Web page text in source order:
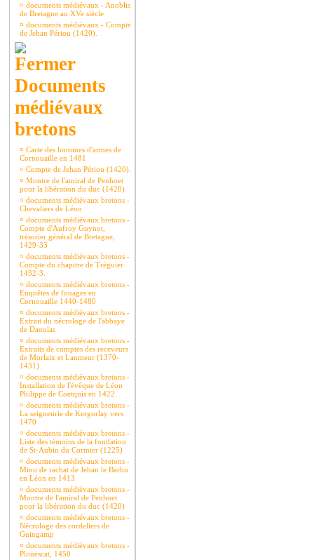
¤ documents médiévaux - Anoblis
de Bretagne au XVe siècle
¤ documents médiévaux - Compte
de Jehan Périou (1420).
Documents
médiévaux
bretons
¤ Carte des hommes d'armes de
Cornouaille en 1481
¤ Compte de Jehan Périou (1420).
¤ Montre de l'amiral de Penhoet
pour la libération du duc (1420)
¤ documents médiévaux bretons -
Chevaliers de Léon
¤ documents médiévaux bretons -
Compte d'Aufroy Guynot,
trésorier général de Bretagne,
1429-33
¤ documents médiévaux bretons -
Compte du chapitre de Tréguier
1432-3.
¤ documents médiévaux bretons -
Enquêtes de fouages en
Cornouaille 1440-1480
¤ documents médiévaux bretons -
Extrait du nécrologe de l'abbaye
de Daoulas
¤ documents médiévaux bretons -
Extraits de comptes des receveurs
de Morlaix et Lanmeur (1370-
1431).
¤ documents médiévaux bretons -
Installation de l'évêque de Léon
Philippe de Coetquis en 1422.
¤ documents médiévaux bretons -
La seigneurie de Kergorlay vers
1470
¤ documents médiévaux bretons -
Liste des témoins de la fondation
de St-Aubin du Cormier (1225)
¤ documents médiévaux bretons -
Minu de rachat de Jehan le Barbu
en Léon en 1413
¤ documents médiévaux bretons -
Montre de l'amiral de Penhoet
pour la libération du duc (1420)
¤ documents médiévaux bretons -
Nécrologe des cordeliers de
Guingamp
¤ documents médiévaux bretons -
Plouescat, 1450